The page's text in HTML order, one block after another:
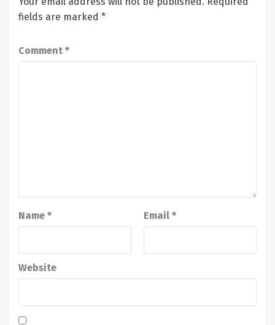
fields are marked *
Comment *
Name * Email *
Website